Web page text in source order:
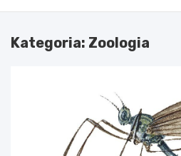
Kategoria: Zoologia